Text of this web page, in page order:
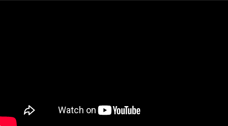
る